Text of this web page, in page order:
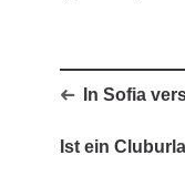
In Sofia
Ist ein